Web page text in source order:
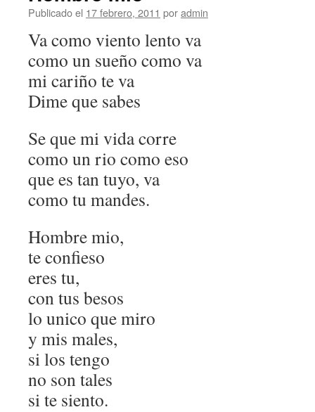
Publicado el 17 febrero, 2011 poradmin
Va como viento lento va
como un sueño como va
mi cariño te va
Dime que sabes
Se que mi vida corre
como un rio como eso
que es tan tuyo, va
como tu mandes.
Hombre mio,
te confieso
eres tu,
con tus besos
lo unico que miro
y mis males,
si los tengo
no son tales
si te siento.